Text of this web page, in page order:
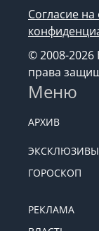
Согласие
© 2008-2026
права
Меню
АРХИВ
ЭКСКЛЮЗИВЫ
ГОРОСКОП
РЕКЛАМА